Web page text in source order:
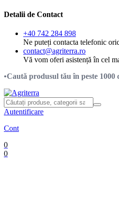
Detalii de Contact
+40 742 284 898
Ne puteți contacta telefonic
contact@agriterra.ro
Vă vom oferi asistență în cel
•Caută produsul tău în peste 1000
Autentificare
Cont
0
0